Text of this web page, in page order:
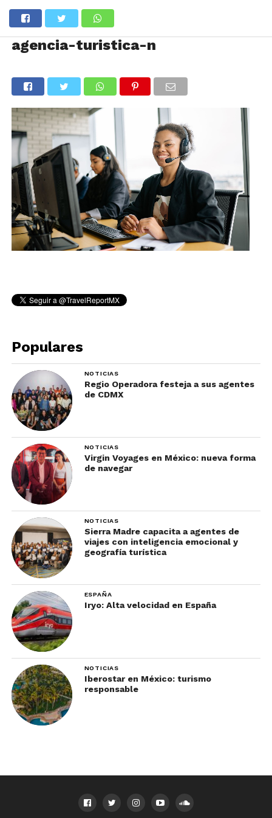
agencia-turistica-n
Populares
NOTICIAS
Regio Operadora festeja a sus agentes
de CDMX
NOTICIAS
Virgin Voyages en México: nueva forma
de navegar
NOTICIAS
Sierra Madre capacita a agentes de
viajes con inteligencia emocional y
geografía turística
ESPAÑA
Iryo: Alta velocidad en España
NOTICIAS
Iberostar en México: turismo
responsable